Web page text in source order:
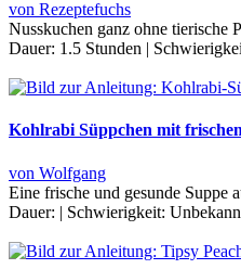
von Rezeptefuchs
Nusskuchen ganz ohne tierische
Dauer: 1.5 Stunden |
Kohlrabi Süppchen mit
von Wolfgang
Eine frische und gesunde Suppe
Dauer: | Schwierigkeit: